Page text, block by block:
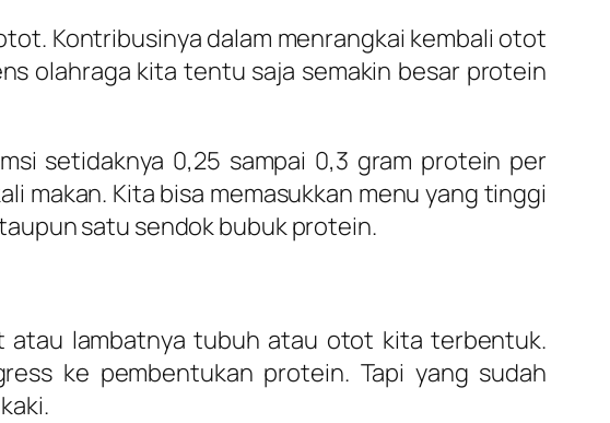
Kontribusinya dalam menrangkai kembali otot
olahraga kita tentu saja semakin besar protein
setidaknya 0,25 sampai 0,3 gram protein per
makan. Kita bisa memasukkan menu yang tinggi
satu sendok bubuk protein.
atau lambatnya tubuh atau otot kita terbentuk.
ke pembentukan protein. Tapi yang sudah